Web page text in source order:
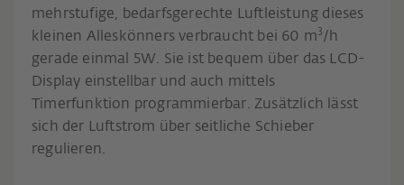
mehrstufige, bedarfsgerechte Luftleistung dieses
kleinen Alleskönners verbraucht bei 60 m3/h
gerade einmal 5W. Sie ist bequem über das LCD-
Display einstellbar und auch mittels
Timerfunktion programmierbar. Zusätzlich lässt
sich der Luftstrom über seitliche Schieber
regulieren.